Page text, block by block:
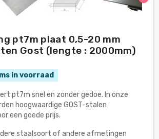
pt7m plaat 0,5-20 mm
Gost (lengte : 2000mm)
in voorraad
pt7m snel en zonder gedoe. In onze
hoogwaardige GOST-stalen
een goede prijs.
staalsoort of andere afmetingen